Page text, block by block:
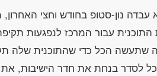
עבדה נון-סטופ בחודש וחצי
עבור המרכז לנפגעות
שתעשה הכל כדי שהתוכנית שלה
לסדר בנחת את חדר הישיבות, את